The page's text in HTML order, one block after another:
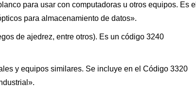
para usar con computadoras u otros equipos. Es el
para almacenamiento de datos».
de ajedrez, entre otros). Es un código 3240
y equipos similares. Se incluye en el Código 3320